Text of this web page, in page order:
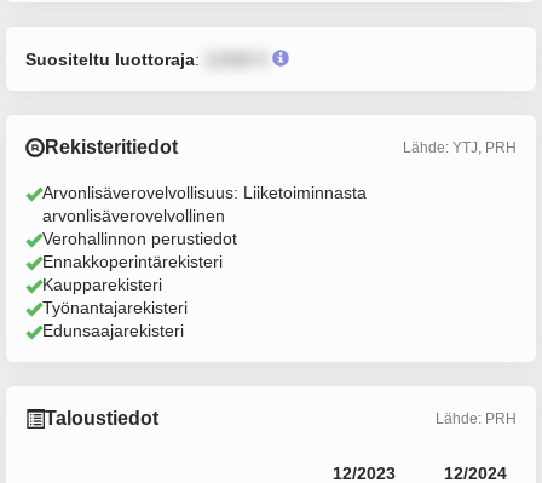
Suositeltu luottoraja:
Rekisteritiedot Lähde: YTJ, PRH
Arvonlisäverovelvollisuus: Liiketoiminnasta
arvonlisäverovelvollinen
Verohallinnon perustiedot
Ennakkoperintärekisteri
Kaupparekisteri
Työnantajarekisteri
Edunsaajarekisteri
Taloustiedot Lähde: PRH
12/2023 12/2024